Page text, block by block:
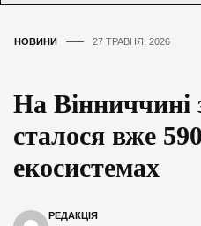
НОВИНИ 27 ТРАВНЯ, 2026
На Вінниччині
сталося вже
екосистемах
РЕДАКЦІЯ